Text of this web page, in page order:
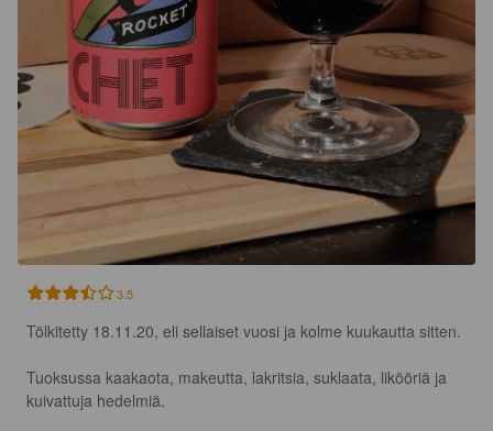
3.5
Tölkitetty 18.11.20, eli sellaiset vuosi ja kolme kuukautta sitten.
Tuoksussa kaakaota, makeutta, lakritsia, suklaata, likööriä ja
kuivattuja hedelmiä.